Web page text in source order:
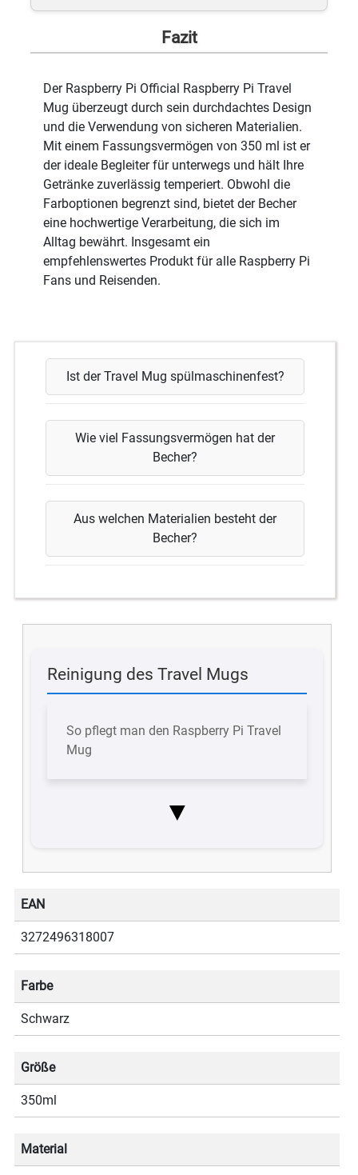
Fazit
Der Raspberry Pi Official Raspberry Pi Travel
Mug überzeugt durch sein durchdachtes Design
und die Verwendung von sicheren Materialien.
Mit einem Fassungsvermögen von 350 ml ist er
der ideale Begleiter für unterwegs und hält Ihre
Getränke zuverlässig temperiert. Obwohl die
Farboptionen begrenzt sind, bietet der Becher
eine hochwertige Verarbeitung, die sich im
Alltag bewährt. Insgesamt ein
empfehlenswertes Produkt für alle Raspberry Pi
Fans und Reisenden.
Ist der Travel Mug spülmaschinenfest?
Wie viel Fassungsvermögen hat der
Becher?
Aus welchen Materialien besteht der
Becher?
Reinigung des Travel Mugs
So pflegt man den Raspberry Pi Travel
Mug
▼
EAN
3272496318007
Farbe
Schwarz
Größe
350ml
Material